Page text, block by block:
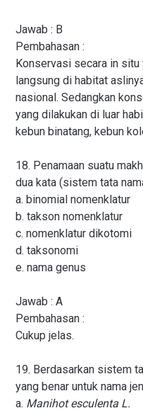
Jawab : B
Pembahasan :
Konservasi secara in
langsung di habitat
nasional. Sedangkan
yang dilakukan di luar
kebun binatang, kebun
18. Penamaan suatu
dua kata (sistem tata
a. binomial nomenklatur
b. takson nomenklatur
c. nomenklatur dikotomi
d. taksonomi
e. nama genus
Jawab : A
Pembahasan :
Cukup jelas.
19. Berdasarkan sistem
yang benar untuk nama
a. Manihot esculenta L.